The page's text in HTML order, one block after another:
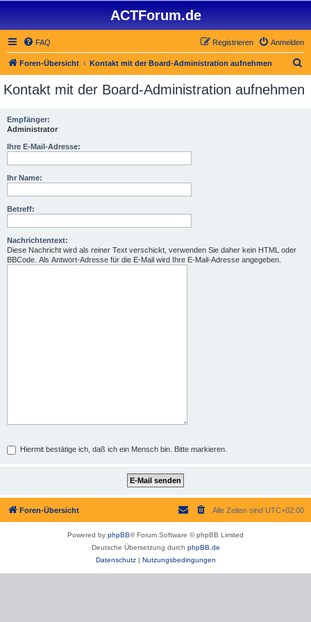
ACTForum.de
FAQ Anmelden
Registrieren
Foren-Übersicht Kontakt mit der Board-Administration aufnehmen
c
Kontakt mit der Board-Administration aufnehmen
Empfänger:
Administrator
Ihre E-Mail-Adresse:
Ihr Name:
Betreff:
Nachrichtentext:
Diese Nachricht wird als reiner Text verschickt, verwenden Sie daher kein HTML oder
BBCode. Als Antwort-Adresse für die E-Mail wird Ihre E-Mail-Adresse angegeben.
Hiermit bestätige ich, daß ich ein Mensch bin. Bitte markieren.
Foren-Übersicht Alle Zeiten sind UTC+02:00
Powered by phpBB® Forum Software © phpBB Limited
Deutsche Übersetzung durch phpBB.de
Datenschutz| Nutzungsbedingungen